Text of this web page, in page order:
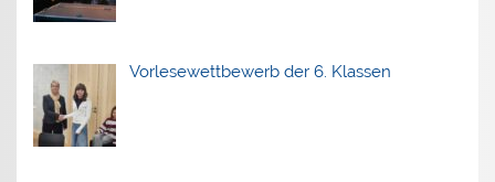
Vorlesewettbewerb der 6. Klassen